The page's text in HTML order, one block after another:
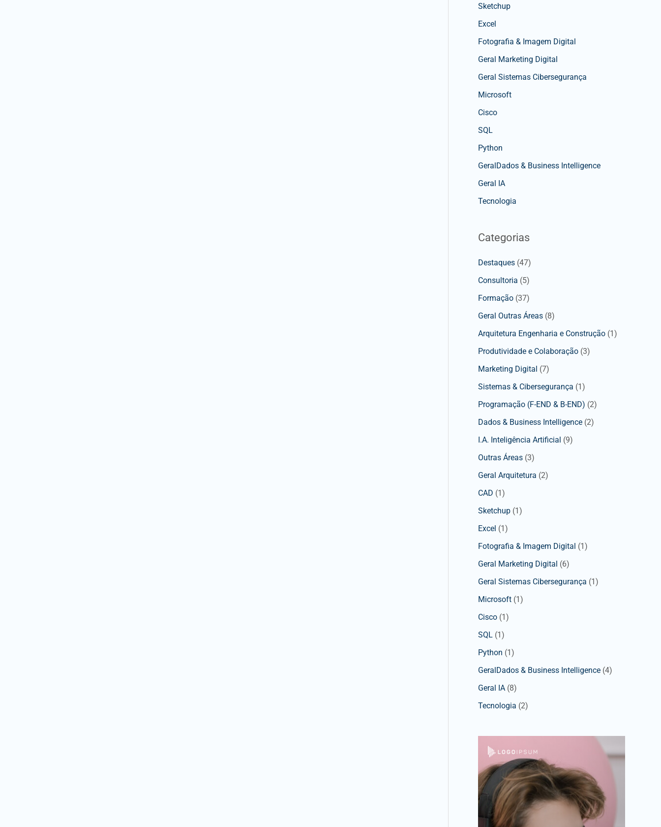
Sketchup
Excel
Fotografia & Imagem Digital
Geral Marketing Digital
Geral Sistemas Cibersegurança
Microsoft
Cisco
SQL
Python
GeralDados & Business Intelligence
Geral IA
Tecnologia
Categorias
Destaques (47)
Consultoria (5)
Formação (37)
Geral Outras Áreas (8)
Arquitetura Engenharia e Construção (1)
Produtividade e Colaboração (3)
Marketing Digital (7)
Sistemas & Cibersegurança (1)
Programação (F-END & B-END) (2)
Dados & Business Intelligence (2)
I.A. Inteligência Artificial (9)
Outras Áreas (3)
Geral Arquitetura (2)
CAD (1)
Sketchup (1)
Excel (1)
Fotografia & Imagem Digital (1)
Geral Marketing Digital (6)
Geral Sistemas Cibersegurança (1)
Microsoft (1)
Cisco (1)
SQL (1)
Python (1)
GeralDados & Business Intelligence (4)
Geral IA (8)
Tecnologia (2)